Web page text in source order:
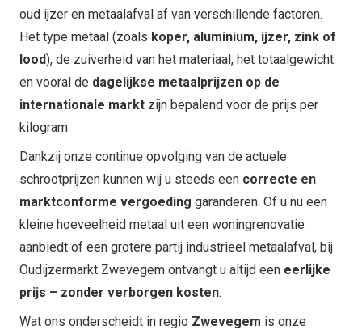
oud ijzer en metaalafval af van verschillende factoren.
Het type metaal (zoals koper, aluminium, ijzer, zink of
lood), de zuiverheid van het materiaal, het totaalgewicht
en vooral de dagelijkse metaalprijzen op de
internationale markt zijn bepalend voor de prijs per
kilogram.
Dankzij onze continue opvolging van de actuele
schrootprijzen kunnen wij u steeds een correcte en
marktconforme vergoeding garanderen. Of u nu een
kleine hoeveelheid metaal uit een woningrenovatie
aanbiedt of een grotere partij industrieel metaalafval, bij
Oudijzermarkt Zwevegem ontvangt u altijd een eerlijke
prijs – zonder verborgen kosten.
Wat ons onderscheidt in regio Zwevegem is onze